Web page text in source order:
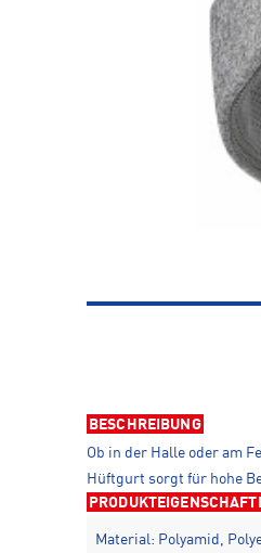
BESCHREIBUNG
Ob in der Halle oder am
Hüftgurt sorgt für hohe
Material: Polyamid,